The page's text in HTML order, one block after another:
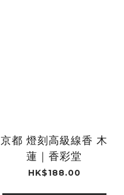
京都 燈刻高級線香 木
蓮｜香彩堂
HK$188.00